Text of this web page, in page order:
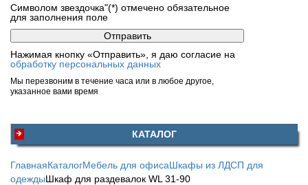
Символом звездочка"(*) отмечено обязательное
для заполнения поле
Нажимая кнопку «Отправить», я даю согласие на
обработку персональных данных
Мы перезвоним в течение часа или в любое другое,
указанное вами время
КАТАЛОГ
ГлавнаяКаталогМебель для офисаШкафы из ЛДСП для
одеждыШкаф для раздевалок WL 31-90